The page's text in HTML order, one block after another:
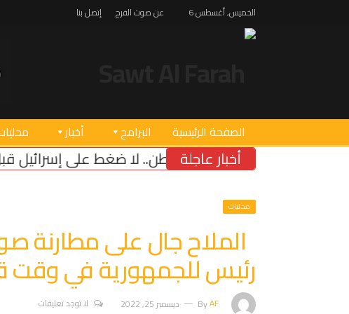
الخميس, أغسطس 6 عن صوت الفرح إتصل بنا
الصفحة الرئيسية البرامج أخبار
أخبار عاجلة
لا ضغط على إسرائيل قبل خطوات بنزع سلاح حزب
محليات
الملاح جال على مطارنة
رئيس للجمهورية في وقت
ByAF ديسمبر 25, 2022 لا توجد تعليقات